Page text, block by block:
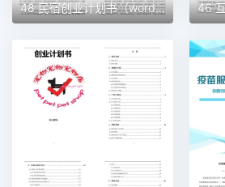
48 民宿创业计划书（word＋ppt配套）创业计划书word模板